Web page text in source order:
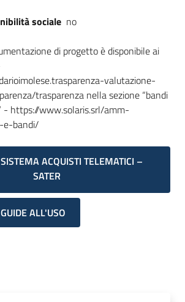
sociale no
di progetto è disponibile ai
valutazione-
trasparenza nella sezione “bandi
- https://www.solaris.srl/amm-
e-bandi/
ACQUISTI TELEMATICI –
SATER
ALL'USO